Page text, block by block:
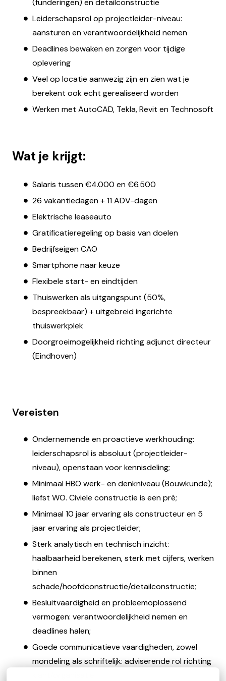
(funderingen) en detailconstructie
Leiderschapsrol op projectleider-niveau:
aansturen en verantwoordelijkheid nemen
Deadlines bewaken en zorgen voor tijdige
oplevering
Veel op locatie aanwezig zijn en zien wat je
berekent ook echt gerealiseerd worden
Werken met AutoCAD, Tekla, Revit en Technosoft
Wat je krijgt:
Salaris tussen €4.000 en €6.500
26 vakantiedagen + 11 ADV-dagen
Elektrische leaseauto
Gratificatieregeling op basis van doelen
Bedrijfseigen CAO
Smartphone naar keuze
Flexibele start- en eindtijden
Thuiswerken als uitgangspunt (50%,
bespreekbaar) + uitgebreid ingerichte
thuiswerkplek
Doorgroeimogelijkheid richting adjunct directeur
(Eindhoven)
Vereisten
Ondernemende en proactieve werkhouding:
leiderschapsrol is absoluut (projectleider-
niveau), openstaan voor kennisdeling;
Minimaal HBO werk- en denkniveau (Bouwkunde);
liefst WO. Civiele constructie is een pré;
Minimaal 10 jaar ervaring als constructeur en 5
jaar ervaring als projectleider;
Sterk analytisch en technisch inzicht:
haalbaarheid berekenen, sterk met cijfers, werken
binnen
schade/hoofdconstructie/detailconstructie;
Besluitvaardigheid en probleemoplossend
vermogen: verantwoordelijkheid nemen en
deadlines halen;
Goede communicatieve vaardigheden, zowel
mondeling als schriftelijk: adviserende rol richting